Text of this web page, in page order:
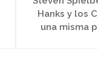
Hanks y los
una misma